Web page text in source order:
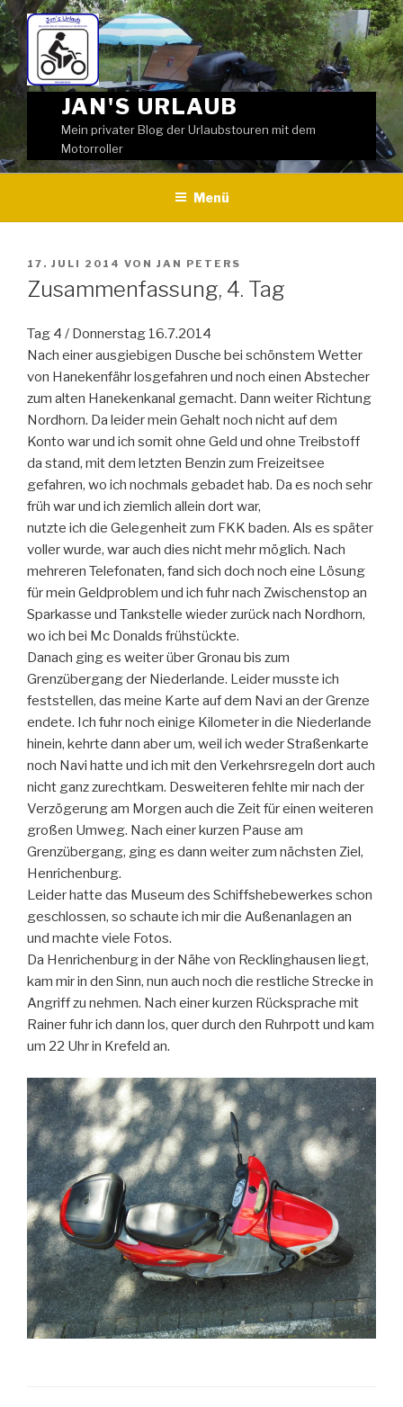
Weiter
zum
Inhalt
JAN'S URLAUB
Mein privater Blog der Urlaubstouren mit dem
Motorroller
Menü
VERÖFFENTLICHT
AM
17. JULI 2014 VON JAN PETERS
Zusammenfassung, 4. Tag
Tag 4 / Donnerstag 16.7.2014
Nach einer ausgiebigen Dusche bei schönstem Wetter
von Hanekenfähr losgefahren und noch einen Abstecher
zum alten Hanekenkanal gemacht. Dann weiter Richtung
Nordhorn. Da leider mein Gehalt noch nicht auf dem
Konto war und ich somit ohne Geld und ohne Treibstoff
da stand, mit dem letzten Benzin zum Freizeitsee
gefahren, wo ich nochmals gebadet hab. Da es noch sehr
früh war und ich ziemlich allein dort war,
nutzte ich die Gelegenheit zum FKK baden. Als es später
voller wurde, war auch dies nicht mehr möglich. Nach
mehreren Telefonaten, fand sich doch noch eine Lösung
für mein Geldproblem und ich fuhr nach Zwischenstop an
Sparkasse und Tankstelle wieder zurück nach Nordhorn,
wo ich bei Mc Donalds frühstückte.
Danach ging es weiter über Gronau bis zum
Grenzübergang der Niederlande. Leider musste ich
feststellen, das meine Karte auf dem Navi an der Grenze
endete. Ich fuhr noch einige Kilometer in die Niederlande
hinein, kehrte dann aber um, weil ich weder Straßenkarte
noch Navi hatte und ich mit den Verkehrsregeln dort auch
nicht ganz zurechtkam. Desweiteren fehlte mir nach der
Verzögerung am Morgen auch die Zeit für einen weiteren
großen Umweg. Nach einer kurzen Pause am
Grenzübergang, ging es dann weiter zum nächsten Ziel,
Henrichenburg.
Leider hatte das Museum des Schiffshebewerkes schon
geschlossen, so schaute ich mir die Außenanlagen an
und machte viele Fotos.
Da Henrichenburg in der Nähe von Recklinghausen liegt,
kam mir in den Sinn, nun auch noch die restliche Strecke in
Angriff zu nehmen. Nach einer kurzen Rücksprache mit
Rainer fuhr ich dann los, quer durch den Ruhrpott und kam
um 22 Uhr in Krefeld an.